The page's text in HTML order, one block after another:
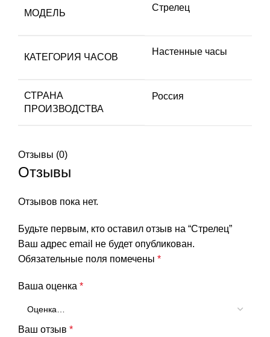
МОДЕЛЬ
Стрелец
КАТЕГОРИЯ ЧАСОВ
Настенные часы
СТРАНА
ПРОИЗВОДСТВА
Россия
Отзывы (0)
Отзывы
Отзывов пока нет.
Будьте первым, кто оставил отзыв на “Стрелец”
Ваш адрес email не будет опубликован.
Обязательные поля помечены *
Ваша оценка *
Ваш отзыв *